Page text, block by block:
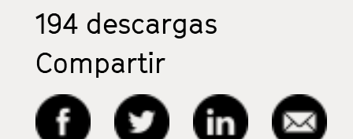
194 descargas
Compartir